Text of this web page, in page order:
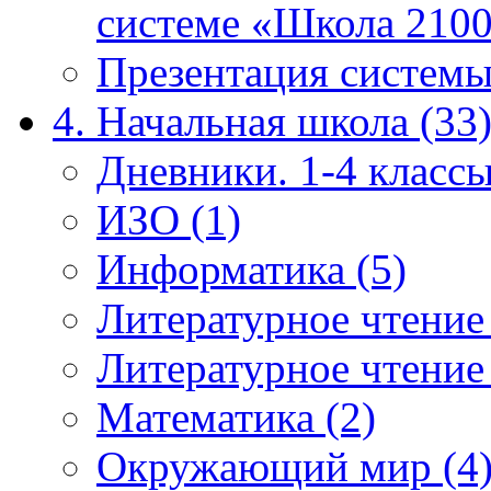
системе «Школа
Презентация
4. Начальная школа (33)
Дневники. 1-4
ИЗО (1)
Информатика (5)
Литературное
Литературное
Математика (2)
Окружающий мир